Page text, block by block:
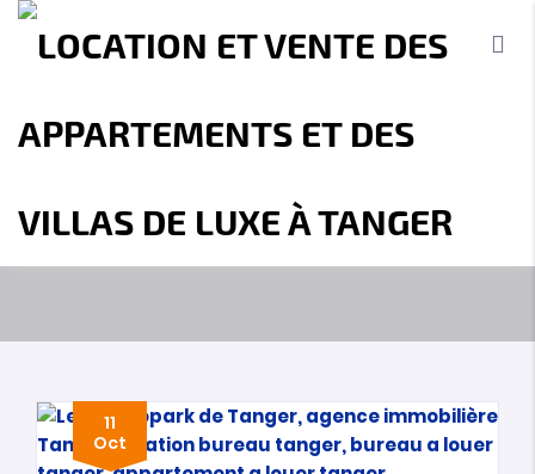
Terrains Location de Vacances Contact
OUR BLOG
Tanger
investissement Tanger.
11
Oct